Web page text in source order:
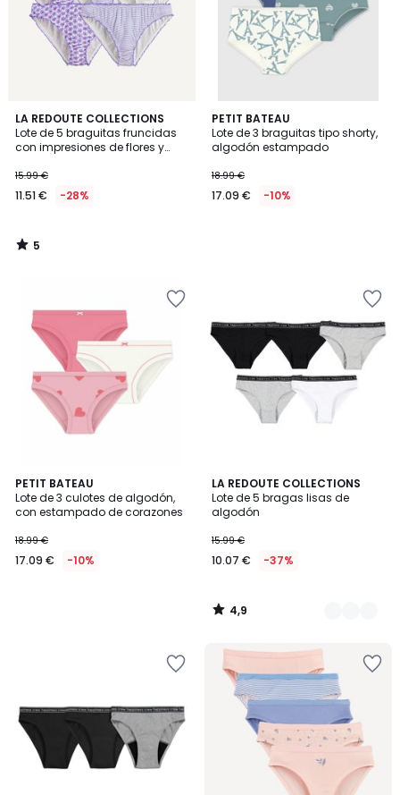
LA REDOUTE COLLECTIONS
Lote de 5 braguitas fruncidas
con impresiones de flores y
15.99 €
11.51 € -28%
5
/
5
5
/
PETIT BATEAU
Lote de 3 braguitas tipo shorty,
algodón estampado
18.99 €
17.09 € -10%
PETIT BATEAU
Lote de 3 culotes de algodón,
con estampado de corazones
18.99 €
17.09 € -10%
LA REDOUTE COLLECTIONS
Lote de 5 bragas lisas de
algodón
15.99 €
10.07 € -37%
4,9
/ 5
2
Colores
4,9
/